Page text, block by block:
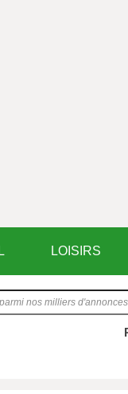
LOISIRS